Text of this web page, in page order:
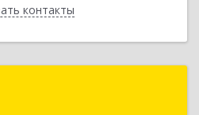
контакты
Назад